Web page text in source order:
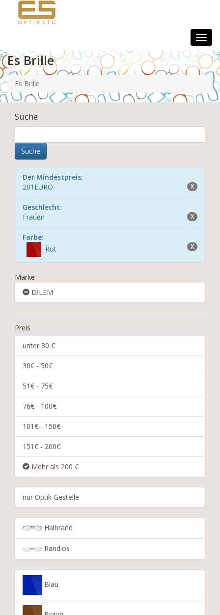
Es Brille
Es Brille
Suche
Der Mindestpreis:
201EURO
X
Geschlecht:
Frauen
X
Farbe:
Rot
X
Marke
DİLEM
Preis
unter 30 €
30€ - 50€
51€ - 75€
76€ - 100€
101€ - 150€
151€ - 200€
Mehr als 200 €
nur Optik Gestelle
Halbrand
Randios
Blau